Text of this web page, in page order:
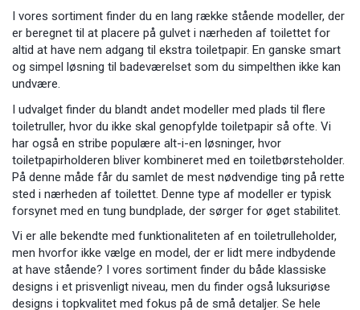
I vores sortiment finder du en lang række stående modeller, der
er beregnet til at placere på gulvet i nærheden af toilettet for
altid at have nem adgang til ekstra toiletpapir. En ganske smart
og simpel løsning til badeværelset som du simpelthen ikke kan
undvære.
I udvalget finder du blandt andet modeller med plads til flere
toiletruller, hvor du ikke skal genopfylde toiletpapir så ofte. Vi
har også en stribe populære alt-i-en løsninger, hvor
toiletpapirholderen bliver kombineret med en toiletbørsteholder.
På denne måde får du samlet de mest nødvendige ting på rette
sted i nærheden af toilettet. Denne type af modeller er typisk
forsynet med en tung bundplade, der sørger for øget stabilitet.
Vi er alle bekendte med funktionaliteten af en toiletrulleholder,
men hvorfor ikke vælge en model, der er lidt mere indbydende
at have stående? I vores sortiment finder du både klassiske
designs i et prisvenligt niveau, men du finder også luksuriøse
designs i topkvalitet med fokus på de små detaljer. Se hele